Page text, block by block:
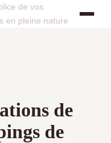
de vos
en pleine nature
de
de